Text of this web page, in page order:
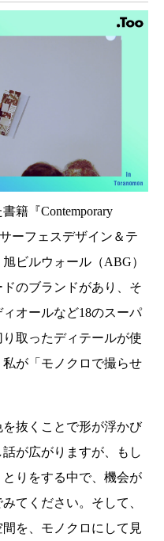
籍『Contemporary
ーフェスデザイン＆テ
ビルウォール（ABG）
のブランドがあり、そ
オールなど18のスーパ
取ったディテールが使
が「モノクロで撮らせ
抜くことで形が浮かび
が広がりますが、もし
りをする中で、機会が
てください。そして、
を、モノクロにして見